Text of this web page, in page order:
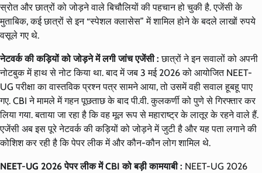
स्रोत और छात्रों को जोड़ने वाले बिचौलियों की पहचान हो चुकी है. एजेंसी के
मुताबिक, कई छात्रों से इन “स्पेशल क्लासेस” में शामिल होने के बदले लाखों रुपये
वसूले गए थे.
नेटवर्क की कड़ियों को जोड़ने में लगी जांच एजेंसी :छात्रों ने इन सवालों को अपनी
नोटबुक में हाथ से नोट किया था. बाद में जब 3 मई 2026 को आयोजित NEET-
UG परीक्षा का वास्तविक प्रश्न पत्र सामने आया, तो उसमें वही सवाल हूबहू पाए
गए. CBI ने मामले में गहन पूछताछ के बाद पी.वी. कुलकर्णी को पुणे से गिरफ्तार कर
लिया गया. बताया जा रहा है कि वह मूल रूप से महाराष्ट्र के लातूर के रहने वाले हैं.
एजेंसी अब इस पूरे नेटवर्क की कड़ियों को जोड़ने में जुटी है और यह पता लगाने की
कोशिश कर रही है कि पेपर लीक में और कौन-कौन लोग शामिल थे.
NEET-UG 2026 पेपर लीक में CBI को बड़ी कामयाबी : NEET-UG 2026